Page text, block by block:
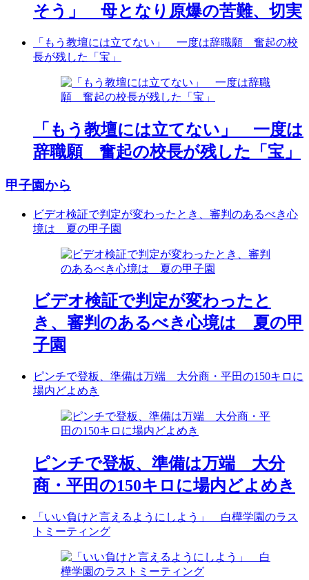
そう」 母となり原爆の苦難、切実
「もう教壇には立てない」 一度は辞職願 奮起の校
長が残した「宝」
「もう教壇には立てない」 一度は
辞職願 奮起の校長が残した「宝」
甲子園から
ビデオ検証で判定が変わったとき、審判のあるべき心
境は 夏の甲子園
ビデオ検証で判定が変わったと
き、審判のあるべき心境は 夏の甲
子園
ピンチで登板、準備は万端 大分商・平田の150キロに
場内どよめき
ピンチで登板、準備は万端 大分
商・平田の150キロに場内どよめき
「いい負けと言えるようにしよう」 白樺学園のラス
トミーティング